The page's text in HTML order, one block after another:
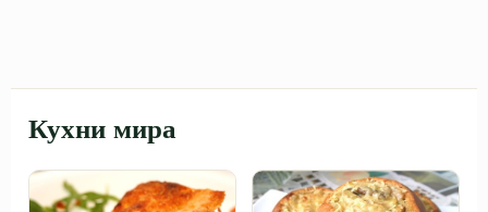
Кухни мира